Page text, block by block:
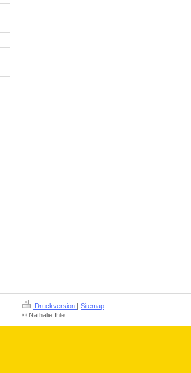
Druckversion
Sitemap
© Nathalie Ihle